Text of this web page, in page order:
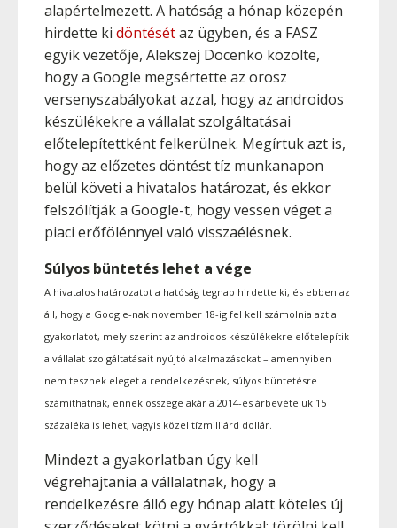
alapértelmezett. A hatóság a hónap közepén
hirdette ki döntésétaz ügyben, és a FASZ
egyik vezetője, Alekszej Docenko közölte,
hogy a Google megsértette az orosz
versenyszabályokat azzal, hogy az androidos
készülékekre a vállalat szolgáltatásai
előtelepítettként felkerülnek. Megírtuk azt is,
hogy az előzetes döntést tíz munkanapon
belül követi a hivatalos határozat, és ekkor
felszólítják a Google-t, hogy vessen véget a
piaci erőfölénnyel való visszaélésnek.
Súlyos büntetés lehet a vége
A hivatalos határozatot a hatóság tegnap hirdette ki, és ebben az
áll, hogy a Google-nak november 18-ig fel kell számolnia azt a
gyakorlatot, mely szerint az androidos készülékekre előtelepítik
a vállalat szolgáltatásait nyújtó alkalmazásokat – amennyiben
nem tesznek eleget a rendelkezésnek, súlyos büntetésre
számíthatnak, ennek összege akár a 2014-es árbevételük 15
százaléka is lehet, vagyis közel tízmilliárd dollár.
Mindezt a gyakorlatban úgy kell
végrehajtania a vállalatnak, hogy a
rendelkezésre álló egy hónap alatt köteles új